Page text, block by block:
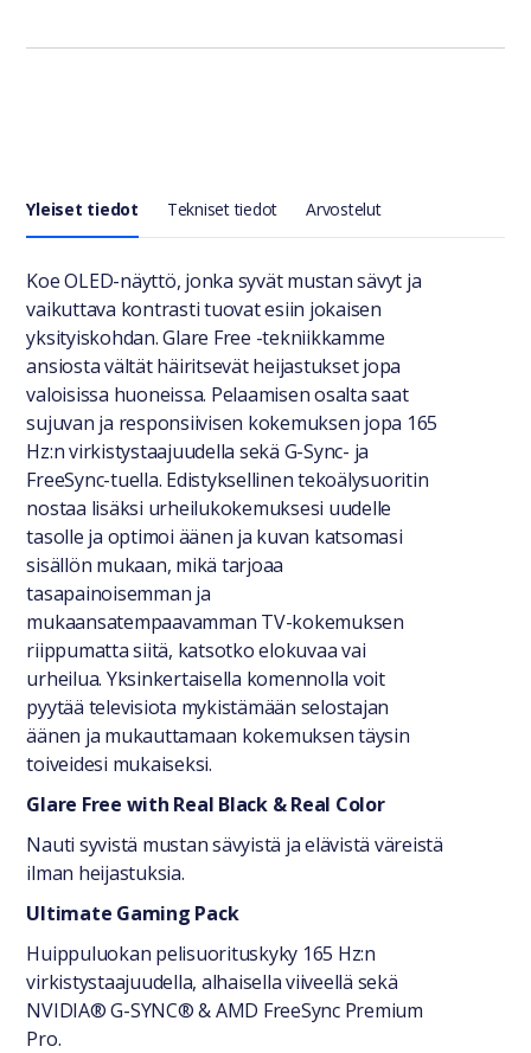
Yleiset tiedot Tekniset tiedot Arvostelut
Yleiset tiedot
Koe OLED-näyttö, jonka syvät mustan sävyt ja
vaikuttava kontrasti tuovat esiin jokaisen
yksityiskohdan. Glare Free -tekniikkamme
ansiosta vältät häiritsevät heijastukset jopa
valoisissa huoneissa. Pelaamisen osalta saat
sujuvan ja responsiivisen kokemuksen jopa 165
Hz:n virkistystaajuudella sekä G-Sync- ja
FreeSync-tuella. Edistyksellinen tekoälysuoritin
nostaa lisäksi urheilukokemuksesi uudelle
tasolle ja optimoi äänen ja kuvan katsomasi
sisällön mukaan, mikä tarjoaa
tasapainoisemman ja
mukaansatempaavamman TV-kokemuksen
riippumatta siitä, katsotko elokuvaa vai
urheilua. Yksinkertaisella komennolla voit
pyytää televisiota mykistämään selostajan
äänen ja mukauttamaan kokemuksen täysin
toiveidesi mukaiseksi.
Glare Free with Real Black & Real Color
Nauti syvistä mustan sävyistä ja elävistä väreistä
ilman heijastuksia.
Ultimate Gaming Pack
Huippuluokan pelisuorituskyky 165 Hz:n
virkistystaajuudella, alhaisella viiveellä sekä
NVIDIA® G-SYNC® & AMD FreeSync Premium
Pro.